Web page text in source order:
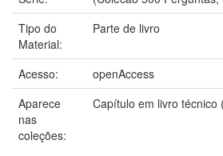
Tipo do
Material:
Parte de livro
Acesso:
openAccess
Aparece
nas
coleções:
Capítulo em livro técnico